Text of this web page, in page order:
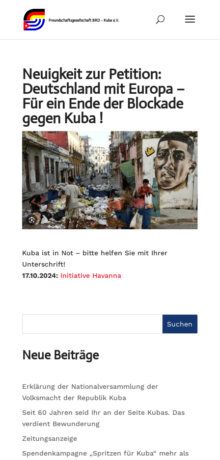
Neuigkeit zur Petition:
Deutschland mit Europa –
Für ein Ende der Blockade
gegen Kuba !
Kuba ist in Not – bitte helfen Sie mit Ihrer
Unterschrift!
17.10.2024: Initiative Havanna
Suchen
Neue Beiträge
Erklärung der Nationalversammlung der
Volksmacht der Republik Kuba
Seit 60 Jahren seid Ihr an der Seite Kubas. Das
verdient Bewunderung
Zeitungsanzeige
Spendenkampagne „Spritzen für Kuba“ mehr als